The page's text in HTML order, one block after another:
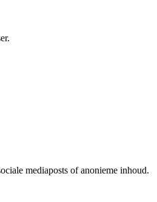
mediaposts of anonieme inhoud.